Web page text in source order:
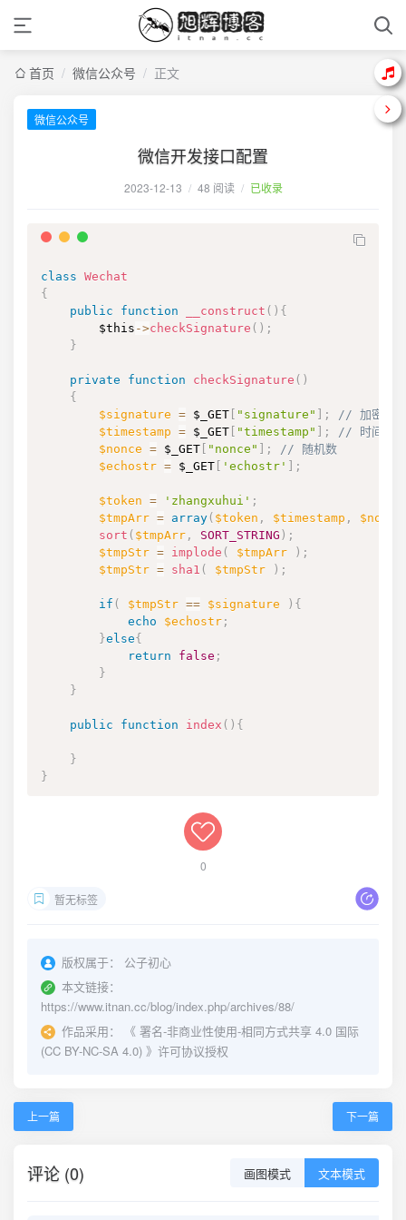
首页 / 微信公众号 / 正文
微信公众号
微信开发接口配置
2023-12-13 / 48 阅读 / 已收录
class Wechat
{
public
function __construct ( ) {
$this ->checkSignature ( ) ;
}
private function checkSignature ( )
{
$signature = $_GET "signature" ;
// 加密签
$timestamp = $_GET "timestamp" ;
// 时间戳
$nonce = $_GET "nonce" ;
// 随机数
$echostr = $_GET 'echostr' ;
$token = 'zhangxuhui' ;
$tmpArr = array ( $token , $timestamp , $nonce
sort ( $tmpArr , SORT_STRING ) ;
$tmpStr = implode ( $tmpArr ) ;
$tmpStr = sha1 ( $tmpStr ) ;
if ( $tmpStr == $signature ) {
echo
$echostr ;
}else{
return
false ;
}
}
public function index ( ) {
}
}
0
暂无标签
版权属于：
公子初心
本文链接：
https://www.itnan.cc/blog/index.php/archives/88/
作品采用：
《 署名-非商业性使用-相同方式共享 4.0 国际
(CC BY-NC-SA 4.0) 》许可协议授权
上一篇 下一篇
评论 (0) 画图模式 文本模式